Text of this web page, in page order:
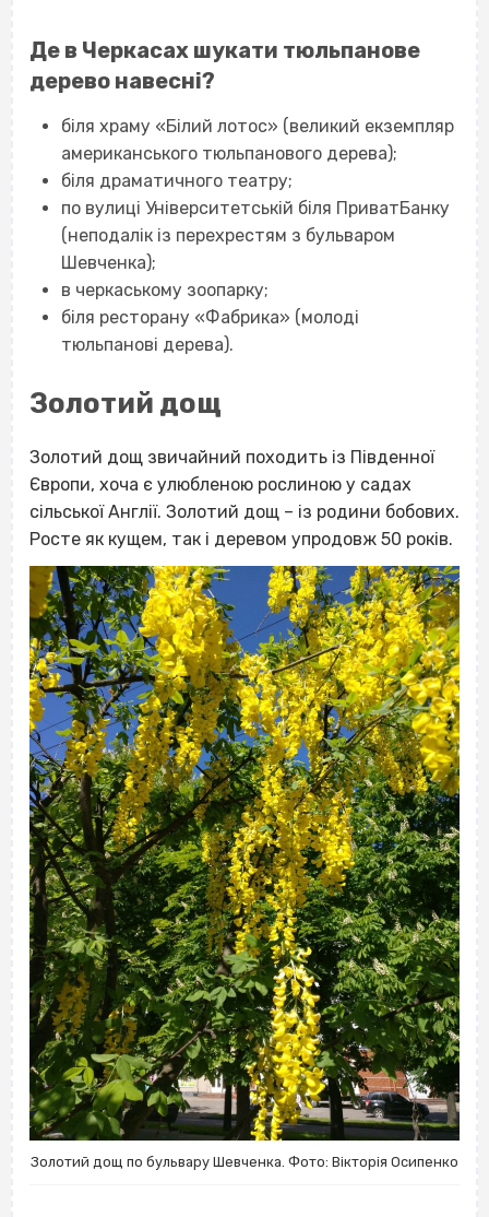
Де в Черкасах шукати тюльпанове
дерево навесні?
біля храму «Білий лотос» (великий екземпляр
американського тюльпанового дерева);
біля драматичного театру;
по вулиці Університетській біля ПриватБанку
(неподалік із перехрестям з бульваром
Шевченка);
в черкаському зоопарку;
біля ресторану «Фабрика» (молоді
тюльпанові дерева).
Золотий дощ
Золотий дощ звичайний походить із Південної
Європи, хоча є улюбленою рослиною у садах
сільської Англії. Золотий дощ – із родини бобових.
Росте як кущем, так і деревом упродовж 50 років.
Золотий дощ по бульвару Шевченка. Фото: Вікторія Осипенко